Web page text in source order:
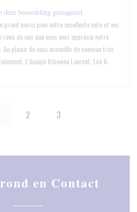
deze beoordeling gereageerd
grand merci pour votre excellente note et vos
ravis de voir que vous avez apprécié notre
Au plaisir de vous accueillir de nouveau très
L’équipe Bibovino Laurent, Léa &
2 3
en Contact